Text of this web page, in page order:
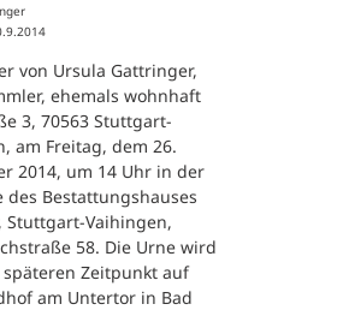
von Ursula Gattringer,
ehemals wohnhaft
3, 70563 Stuttgart-
am Freitag, dem 26.
2014, um 14 Uhr in der
des Bestattungshauses
Stuttgart-Vaihingen,
58. Die Urne wird
Zeitpunkt auf
am Untertor in Bad